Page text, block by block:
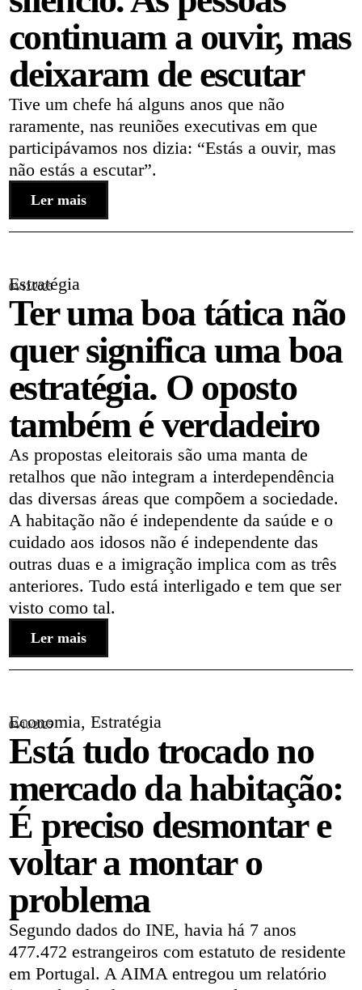
continuam a ouvir, mas
deixaram de escutar
Tive um chefe há alguns anos que não
raramente, nas reuniões executivas em que
participávamos nos dizia: “Estás a ouvir, mas
não estás a escutar”.
Ler mais
Estratégia
04/12/2025
Ter uma boa tática não
quer significa uma boa
estratégia. O oposto
também é verdadeiro
As propostas eleitorais são uma manta de
retalhos que não integram a interdependência
das diversas áreas que compõem a sociedade.
A habitação não é independente da saúde e o
cuidado aos idosos não é independente das
outras duas e a imigração implica com as três
anteriores. Tudo está interligado e tem que ser
visto como tal.
Ler mais
Economia, Estratégia
04/10/2025
Está tudo trocado no
mercado da habitação:
É preciso desmontar e
voltar a montar o
problema
Segundo dados do INE, havia há 7 anos
477.472 estrangeiros com estatuto de residente
em Portugal. A AIMA entregou um relatório